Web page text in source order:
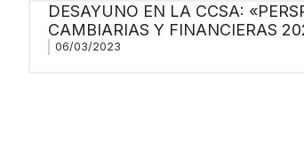
DESAYUNO EN LA CCSA:
CAMBIARIAS Y FINANCIERAS
06/03/2023